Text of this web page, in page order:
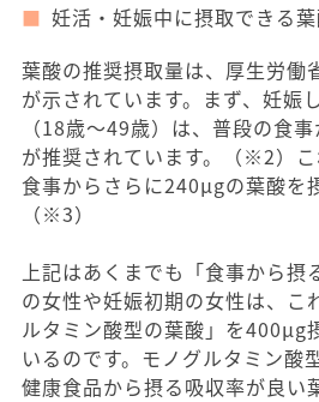
妊活・妊娠中に摂取できる
葉酸の推奨摂取量は、厚生労働
が示されています。まず、妊娠
（18歳〜49歳）は、普段の食
が推奨されています。（※2）
食事からさらに240μgの葉酸を
（※3）
上記はあくまでも「食事から摂
の女性や妊娠初期の女性は、こ
ルタミン酸型の葉酸」を400μg
いるのです。モノグルタミン酸
健康食品から摂る吸収率が良い